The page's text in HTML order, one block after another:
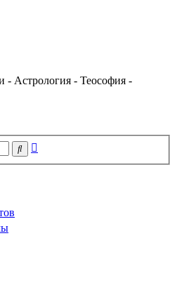
Астрология - Теософия -
Поиск